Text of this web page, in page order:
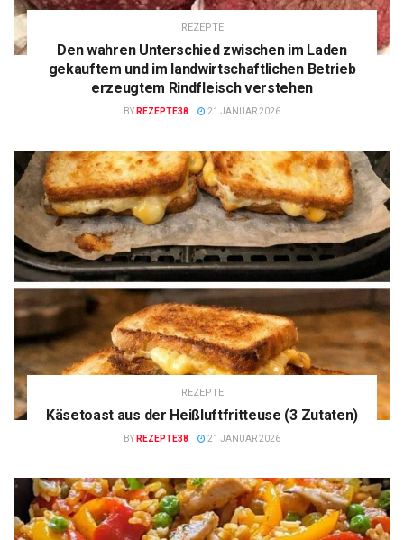
REZEPTE
Den wahren Unterschied zwischen im Laden
gekauftem und im landwirtschaftlichen Betrieb
erzeugtem Rindfleisch verstehen
BY REZEPTE38 21 JANUAR 2026
REZEPTE
Käsetoast aus der Heißluftfritteuse (3 Zutaten)
BY REZEPTE38 21 JANUAR 2026